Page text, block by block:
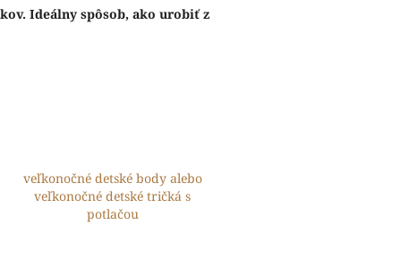
Ideálny spôsob, ako urobiť z
veľkonočné detské body alebo
veľkonočné detské tričká s
potlačou